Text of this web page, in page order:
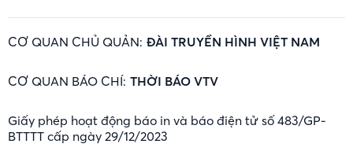
CƠ QUAN CHỦ QUẢN: ĐÀI TRUYỀN HÌNH VIỆT NAM
CƠ QUAN BÁO CHÍ: THỜI BÁO VTV
Giấy phép hoạt động báo in và báo điện tử số 483/GP-
BTTTT cấp ngày 29/12/2023